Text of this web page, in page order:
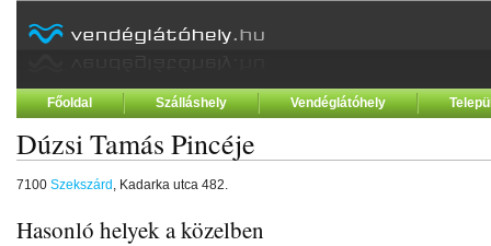
Főoldal Szálláshely Vendéglátóhely
Dúzsi Tamás Pincéje
7100 Szekszárd , Kadarka utca 482.
Hasonló helyek a közelben